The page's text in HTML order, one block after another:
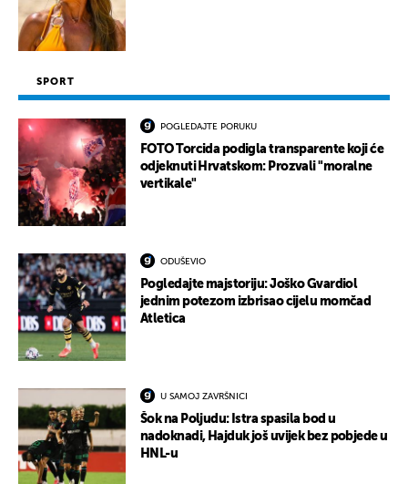
SPORT
POGLEDAJTE PORUKU
FOTO Torcida podigla transparente koji će
odjeknuti Hrvatskom: Prozvali "moralne
vertikale"
ODUŠEVIO
Pogledajte majstoriju: Joško Gvardiol
jednim potezom izbrisao cijelu momčad
Atletica
U SAMOJ ZAVRŠNICI
Šok na Poljudu: Istra spasila bod u
nadoknadi, Hajduk još uvijek bez pobjede u
HNL-u